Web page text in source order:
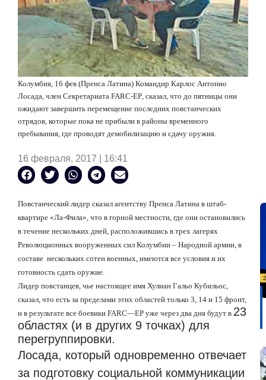
Колумбия, 16 фев (Пренса Латина) Командир Карлос Антонио
Лосада, член Секретариата FARC-EP, сказал, что до пятницы они
ожидают завершить перемещение последних повстанческих
отрядов, которые пока не прибыли в районы временного
пребывания, где проводят демобилизацию и сдачу оружия.
16 февраля, 2017 | 16:41
Повстанческий лидер сказал агентству Пренса Латина в штаб-
квартире «Ла-Фила», что в горной местности, где они остановились
в течение нескольких дней, расположившись в трех лагерях
Революционных вооруженных сил Колумбии – Народной армии, в
составе нескольких сотен военных, имеются все условия и их
готовность сдать оружие.
Лидер повстанцев, чье настоящее имя Хулиан Гальо Кубильос,
сказал, что есть за пределами этих областей только 3, 14 и 15 фронт,
и в результате все боевики FARC—EP уже через два дня будут в 23
областях (и в других 9 точках) для
перегруппировки.
Лосада, который одновременно отвечает
за подготовку социальной коммуникации